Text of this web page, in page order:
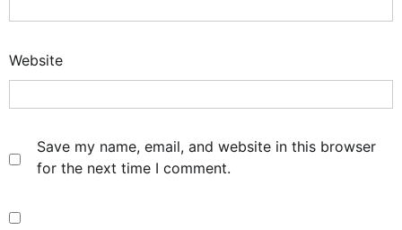
Website
Save my name, email, and website in this browser
for the next time I comment.